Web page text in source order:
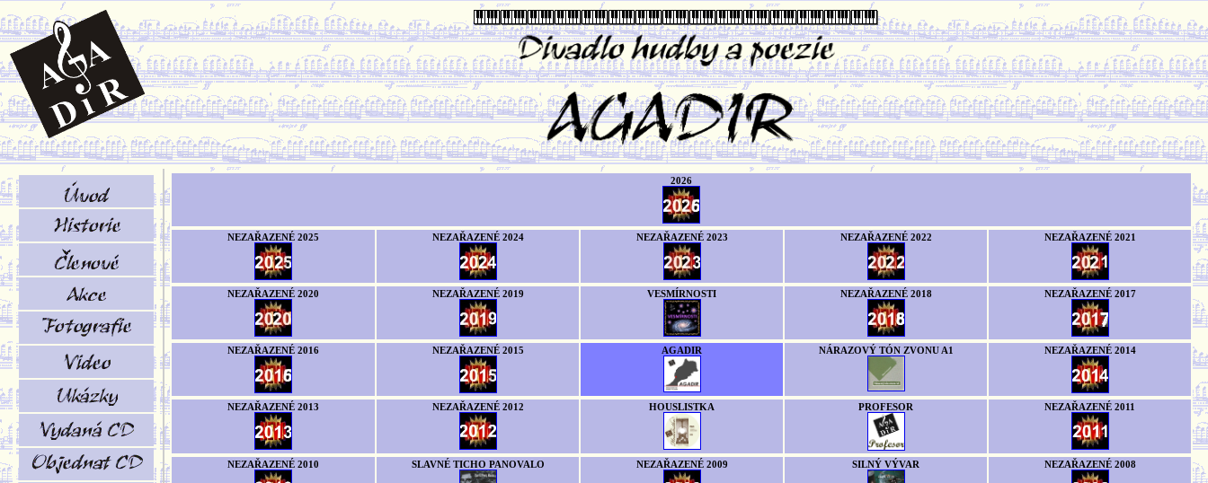
2026
NEZAŘAZENÉ 2025 NEZAŘAZENÉ 2024 NEZAŘAZENÉ 2023 NEZAŘAZENÉ 2022 NEZAŘAZENÉ 2021
NEZAŘAZENÉ 2020 NEZAŘAZENÉ 2019 VESMÍRNOSTI NEZAŘAZENÉ 2018 NEZAŘAZENÉ 2017
NEZAŘAZENÉ 2016 NEZAŘAZENÉ 2015 AGADIR NÁRAZOVÝ TÓN ZVONU A1 NEZAŘAZENÉ 2014
NEZAŘAZENÉ 2013 NEZAŘAZENÉ 2012 HOUSLISTKA PROFESOR NEZAŘAZENÉ 2011
NEZAŘAZENÉ 2010 SLAVNÉ TICHO PANOVALO NEZAŘAZENÉ 2009 SILNÝ VÝVAR NEZAŘAZENÉ 2008